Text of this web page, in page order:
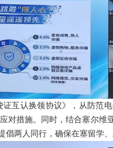
互认换领协议》，从防范
措施。同时，结合塞尔维
两人同行，确保在塞留学、